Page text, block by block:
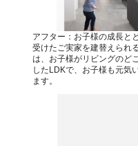
アフター：お子様の成長と
受けたご実家を建替えられ
は、お子様がリビングのど
したLDKで、お子様も元気
ます。